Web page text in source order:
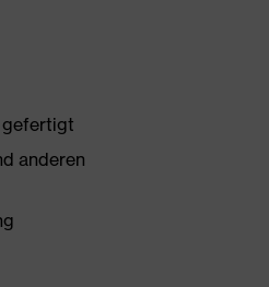
gefertigt
anderen